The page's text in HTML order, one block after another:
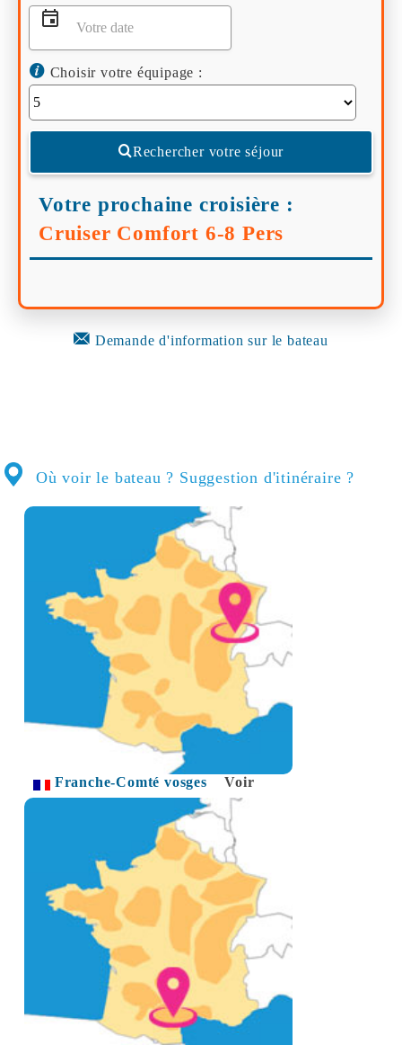
Choisir votre équipage :
Rechercher votre séjour
Votre prochaine croisière :
Cruiser Comfort 6-8 Pers
Demande d'information sur le bateau
Où voir le bateau ? Suggestion d'itinéraire ?
Franche-Comté vosges Voir